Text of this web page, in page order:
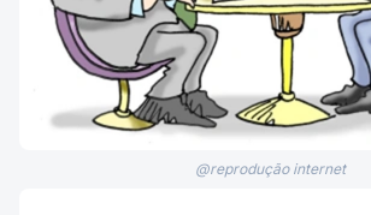
@reprodução internet